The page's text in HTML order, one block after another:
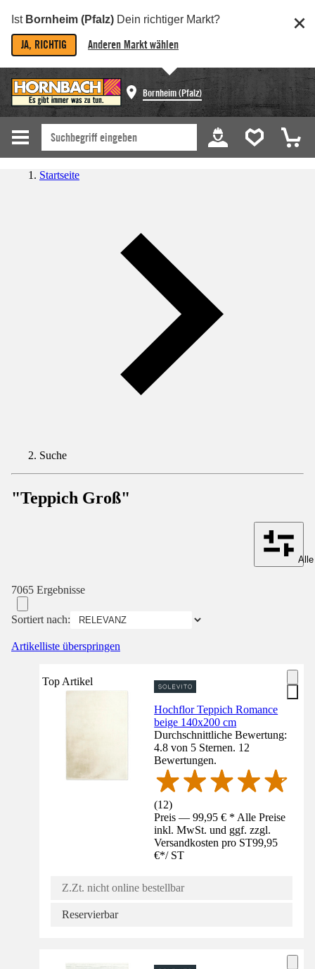
Ist Bornheim (Pfalz) Dein richtiger Markt?
JA, RICHTIG Anderen Markt wählen
Bornheim (Pfalz)
Startseite
Suche
"Teppich Groß"
7065 Ergebnisse
Sortiert nach:
Artikelliste überspringen
Top Artikel
Hochflor Teppich Romance
beige 140x200 cm
Durchschnittliche Bewertung:
4.8 von 5 Sternen. 12
Bewertungen.
(12)
Preis — 99,95 € * Alle Preise
inkl. MwSt. und ggf. zzgl.
Versandkosten pro ST99,95
€*/ ST
Z.Zt. nicht online bestellbar
Reservierbar